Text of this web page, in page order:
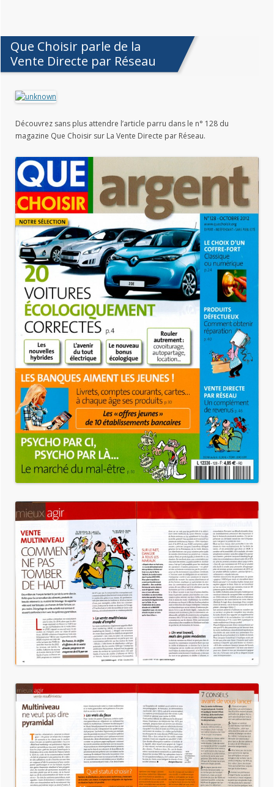
Que Choisir parle de la
Vente Directe par Réseau
Découvrez sans plus attendre l’article parru dans le n° 128 du
magazine Que Choisir sur La Vente Directe par Réseau.